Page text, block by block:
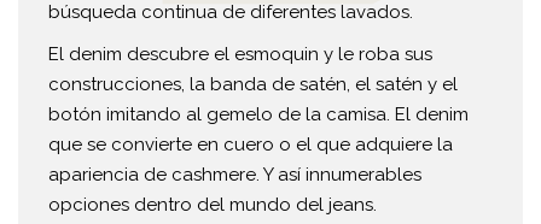
búsqueda continua de diferentes lavados.
El denim descubre el esmoquin y le roba sus
construcciones, la banda de satén, el satén y el
botón imitando al gemelo de la camisa. El denim
que se convierte en cuero o el que adquiere la
apariencia de cashmere. Y así innumerables
opciones dentro del mundo del jeans.